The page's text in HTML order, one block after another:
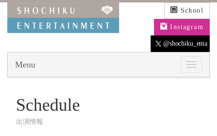
School
Instagram
@shochiku_enta
Menu
Schedule
出演情報